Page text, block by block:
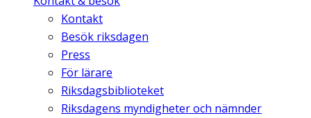
Kontakt
Besök riksdagen
Press
För lärare
Riksdagsbiblioteket
Riksdagens myndigheter och nämnder